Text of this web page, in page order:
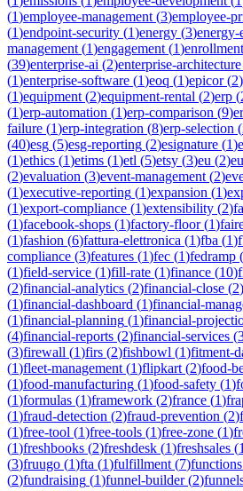
(1)employee-management (3)employee-
(1)endpoint-security (1)energy (3)
management (1)engagement (1)enrollment
(39)enterprise-ai (2)enterprise-architecture
(1)enterprise-software (1)eoq (1)epicor(2)
(1)equipment (2)equipment-rental (2)erp (
(1)erp-automation (1)erp-comparison (9)
failure (1)erp-integration (8)erp-selection (
(40)esg (5)esg-reporting (2)esignature (1)
(1)ethics (1)etims (1)etl (5)etsy (3)eu (2)
(2)evaluation (3)event-management (2)
(1)executive-reporting (1)expansion (1)
(1)export-compliance (1)extensibility (2)
(1)facebook-shops (1)factory-floor(1)
(1)fashion (6)fattura-elettronica (1)fba (1)
compliance (3)features (1)fec (1)fedramp (
(1)field-service (1)fill-rate (1)finance (10)
(2)financial-analytics (2)financial-close (2)
(1)financial-dashboard (1)financial-
(1)financial-planning (1)financial-
(4)financial-reports (2)financial-services (
(3)firewall (1)firs (2)fishbowl (1)fitment-
(1)fleet-management (1)flipkart (2)food-
(1)food-manufacturing (1)food-safety (1)
(1)formulas (1)framework (2)france (1)
(1)fraud-detection (2)fraud-prevention (2)
(1)free-tool (1)free-tools (1)free-zone (1)
(1)freshbooks (2)freshdesk (1)freshsales (1
(3)fruugo (1)fta (1)fulfillment (7)functions
(2)fundraising (1)funnel-builder(2)